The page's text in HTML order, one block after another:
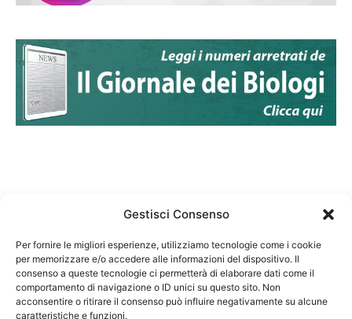
Gestisci Consenso
Per fornire le migliori esperienze, utilizziamo tecnologie come i cookie
per memorizzare e/o accedere alle informazioni del dispositivo. Il
consenso a queste tecnologie ci permetterà di elaborare dati come il
comportamento di navigazione o ID unici su questo sito. Non
acconsentire o ritirare il consenso può influire negativamente su alcune
caratteristiche e funzioni.
Federazione Nazionale Degli Ordini dei Biologi:
codice fiscale 80069130583
Responsabile sito internet www.fnob.it: Vincenzo